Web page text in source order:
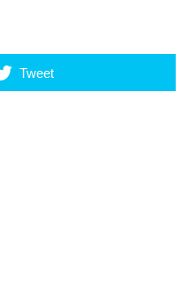
Tweet